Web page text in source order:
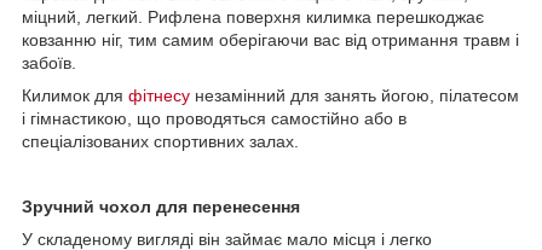
міцний, легкий. Рифлена поверхня килимка перешкоджає
ковзанню ніг, тим самим оберігаючи вас від отримання травм і
забоїв.
Килимок для фітнесу незамінний для занять йогою, пілатесом
і гімнастикою, що проводяться самостійно або в
спеціалізованих спортивних залах.
Зручний чохол для перенесення
У складеному вигляді він займає мало місця і легко